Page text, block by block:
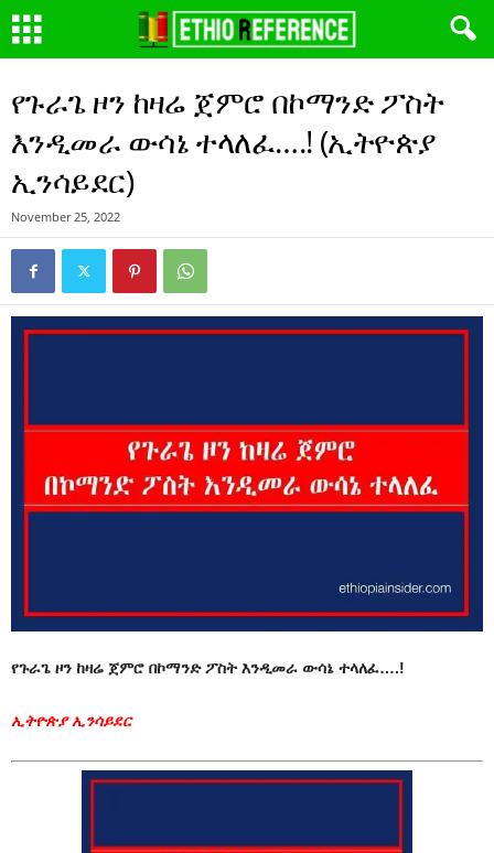
የጉራጌ ዞን ከዛሬ ጀምሮ በኮማንድ ፖስት
እንዲመራ ውሳኔ ተላለፈ….! (ኢትዮጵያ
ኢንሳይደር)
November 25, 2022
የጉራጌ ዞን ከዛሬ ጀምሮ በኮማንድ ፖስት እንዲመራ ውሳኔ ተላለፈ….!
ኢትዮጵያ ኢንሳይደር